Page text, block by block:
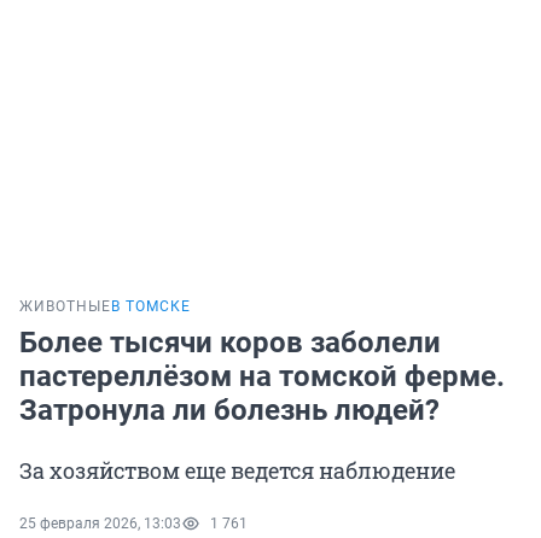
ЖИВОТНЫЕ В ТОМСКЕ
Более тысячи коров заболели
пастереллёзом на томской ферме.
Затронула ли болезнь людей?
За хозяйством еще ведется наблюдение
25 февраля 2026, 13:03 1 761